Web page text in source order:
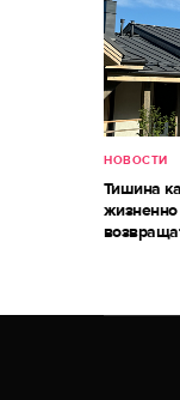
НОВОСТИ
Тишина